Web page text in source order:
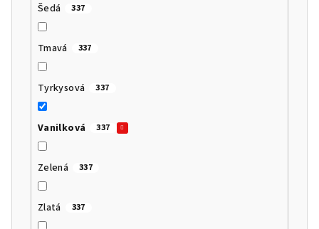
Šedá 337
Tmavá 337
Tyrkysová 337
Vanilková 337
Zelená 337
Zlatá 337